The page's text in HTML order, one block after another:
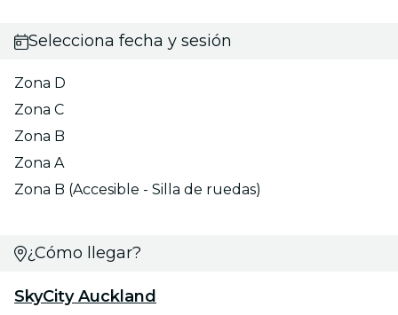
Selecciona fecha y sesión
Zona D
Zona C
Zona B
Zona A
Zona B (Accesible - Silla de ruedas)
¿Cómo llegar?
SkyCity Auckland